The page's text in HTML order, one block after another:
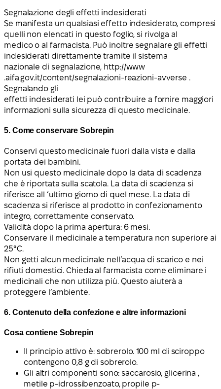
Segnalazione degli effetti indesiderati
Se manifesta un qualsiasi effetto indesiderato, compresi
quelli non elencati in questo foglio, si rivolga al
medico o al farmacista. Può inoltre segnalare gli effetti
indesiderati direttamente tramite il sistema
nazionale di segnalazione, http://www
.aifa.gov.it/content/segnalazioni-reazioni-avverse .
Segnalando gli
effetti indesiderati lei può contribuire a fornire maggiori
informazioni sulla sicurezza di questo medicinale.
5. Come conservare Sobrepin
Conservi questo medicinale fuori dalla vista e dalla
portata dei bambini.
Non usi questo medicinale dopo la data di scadenza
che è riportata sulla scatola. La data di scadenza si
riferisce all ’ultimo giorno di quel mese. La data di
scadenza si riferisce al prodotto in confezionamento
integro, correttamente conservato.
Validità dopo la prima apertura: 6 mesi.
Conservare il medicinale a temperatura non superiore ai
25°C.
Non getti alcun medicinale nell’acqua di scarico e nei
rifiuti domestici. Chieda al farmacista come eliminare i
medicinali che non utilizza più. Questo aiuterà a
proteggere l’ambiente.
6. Contenuto della confezione e altre informazioni
Cosa contiene Sobrepin
Il principio attivo è: sobrerolo. 100 ml di sciroppo
contengono 0,8 g di sobrerolo.
Gli altri componenti sono:saccarosio, glicerina ,
metile p-idrossibenzoato, propile p-